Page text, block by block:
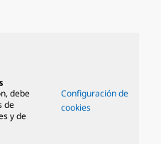
debe
de
y de
Configuración de
cookies